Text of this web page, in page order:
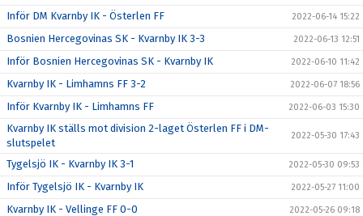
Inför DM Kvarnby IK - Österlen FF 2022-06-14 15:22
Bosnien Hercegovinas SK - Kvarnby IK 3-3 2022-06-13 12:51
Inför Bosnien Hercegovinas SK - Kvarnby IK 2022-06-10 11:42
Kvarnby IK - Limhamns FF 3-2 2022-06-07 18:56
Inför Kvarnby IK - Limhamns FF 2022-06-03 15:30
Kvarnby IK ställs mot division 2-laget Österlen FF i DM-
slutspelet
2022-05-30 17:43
Tygelsjö IK - Kvarnby IK 3-1 2022-05-30 09:53
Inför Tygelsjö IK - Kvarnby IK 2022-05-27 11:00
Kvarnby IK - Vellinge FF 0-0 2022-05-26 09:18